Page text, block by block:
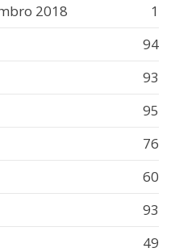
2018
1
94
93
95
76
60
93
49